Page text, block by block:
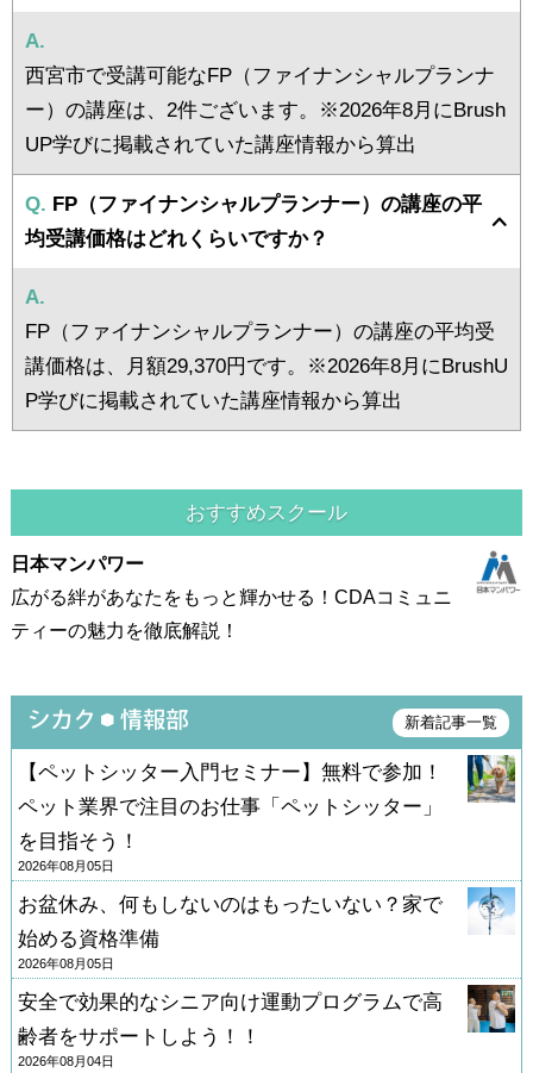
A.
西宮市で受講可能なFP（ファイナンシャルプランナ
ー）の講座は、2件ございます。※2026年8月にBrush
UP学びに掲載されていた講座情報から算出
Q. FP（ファイナンシャルプランナー）の講座の平
均受講価格はどれくらいですか？
A.
FP（ファイナンシャルプランナー）の講座の平均受
講価格は、月額29,370円です。※2026年8月にBrushU
P学びに掲載されていた講座情報から算出
おすすめスクール
日本マンパワー
広がる絆があなたをもっと輝かせる！CDAコミュニ
ティーの魅力を徹底解説！
新着記事一覧
【ペットシッター入門セミナー】無料で参加！
ペット業界で注目のお仕事「ペットシッター」
を目指そう！
2026年08月05日
お盆休み、何もしないのはもったいない？家で
始める資格準備
2026年08月05日
安全で効果的なシニア向け運動プログラムで高
齢者をサポートしよう！！
2026年08月04日